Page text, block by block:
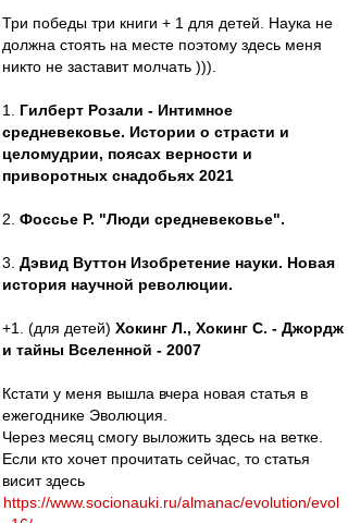
Три победы три книги + 1 для детей. Наука не
должна стоять на месте поэтому здесь меня
никто не заставит молчать ))).
1. Гилберт Розали - Интимное
средневековье. Истории о страсти и
целомудрии, поясах верности и
приворотных снадобьях 2021
2. Фоссье Р. "Люди средневековье".
3. Дэвид Вуттон Изобретение науки. Новая
история научной революции.
+1. (для детей) Хокинг Л., Хокинг С. - Джордж
и тайны Вселенной - 2007
Кстати у меня вышла вчера новая статья в
ежегоднике Эволюция.
Через месяц смогу выложить здесь на ветке.
Если кто хочет прочитать сейчас, то статья
висит здесь
https://www.socionauki.ru/almanac/evolution/evol